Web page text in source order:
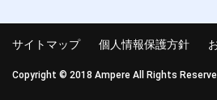
サイトマップ 個人情報保護方針
Copyright © 2018 Ampere All Rights